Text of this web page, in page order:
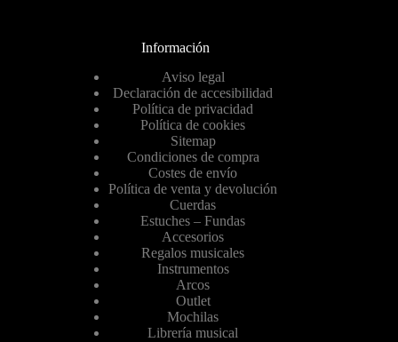
Información
Aviso legal
Declaración de accesibilidad
Política de privacidad
Política de cookies
Sitemap
Condiciones de compra
Costes de envío
Política de venta y devolución
Cuerdas
Estuches – Fundas
Accesorios
Regalos musicales
Instrumentos
Arcos
Outlet
Mochilas
Librería musical